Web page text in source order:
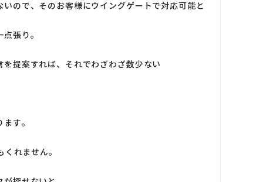
ので、そのお客様にウイングゲートで対応可能と
張り。
提案すれば、それでわざわざ数少ない
す。
れません。